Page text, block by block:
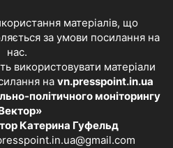
матеріалів, що
за умови посилання на
нас.
використовувати матеріали
на vn.presspoint.in.ua
політичного моніторингу
Катерина Гуфельд